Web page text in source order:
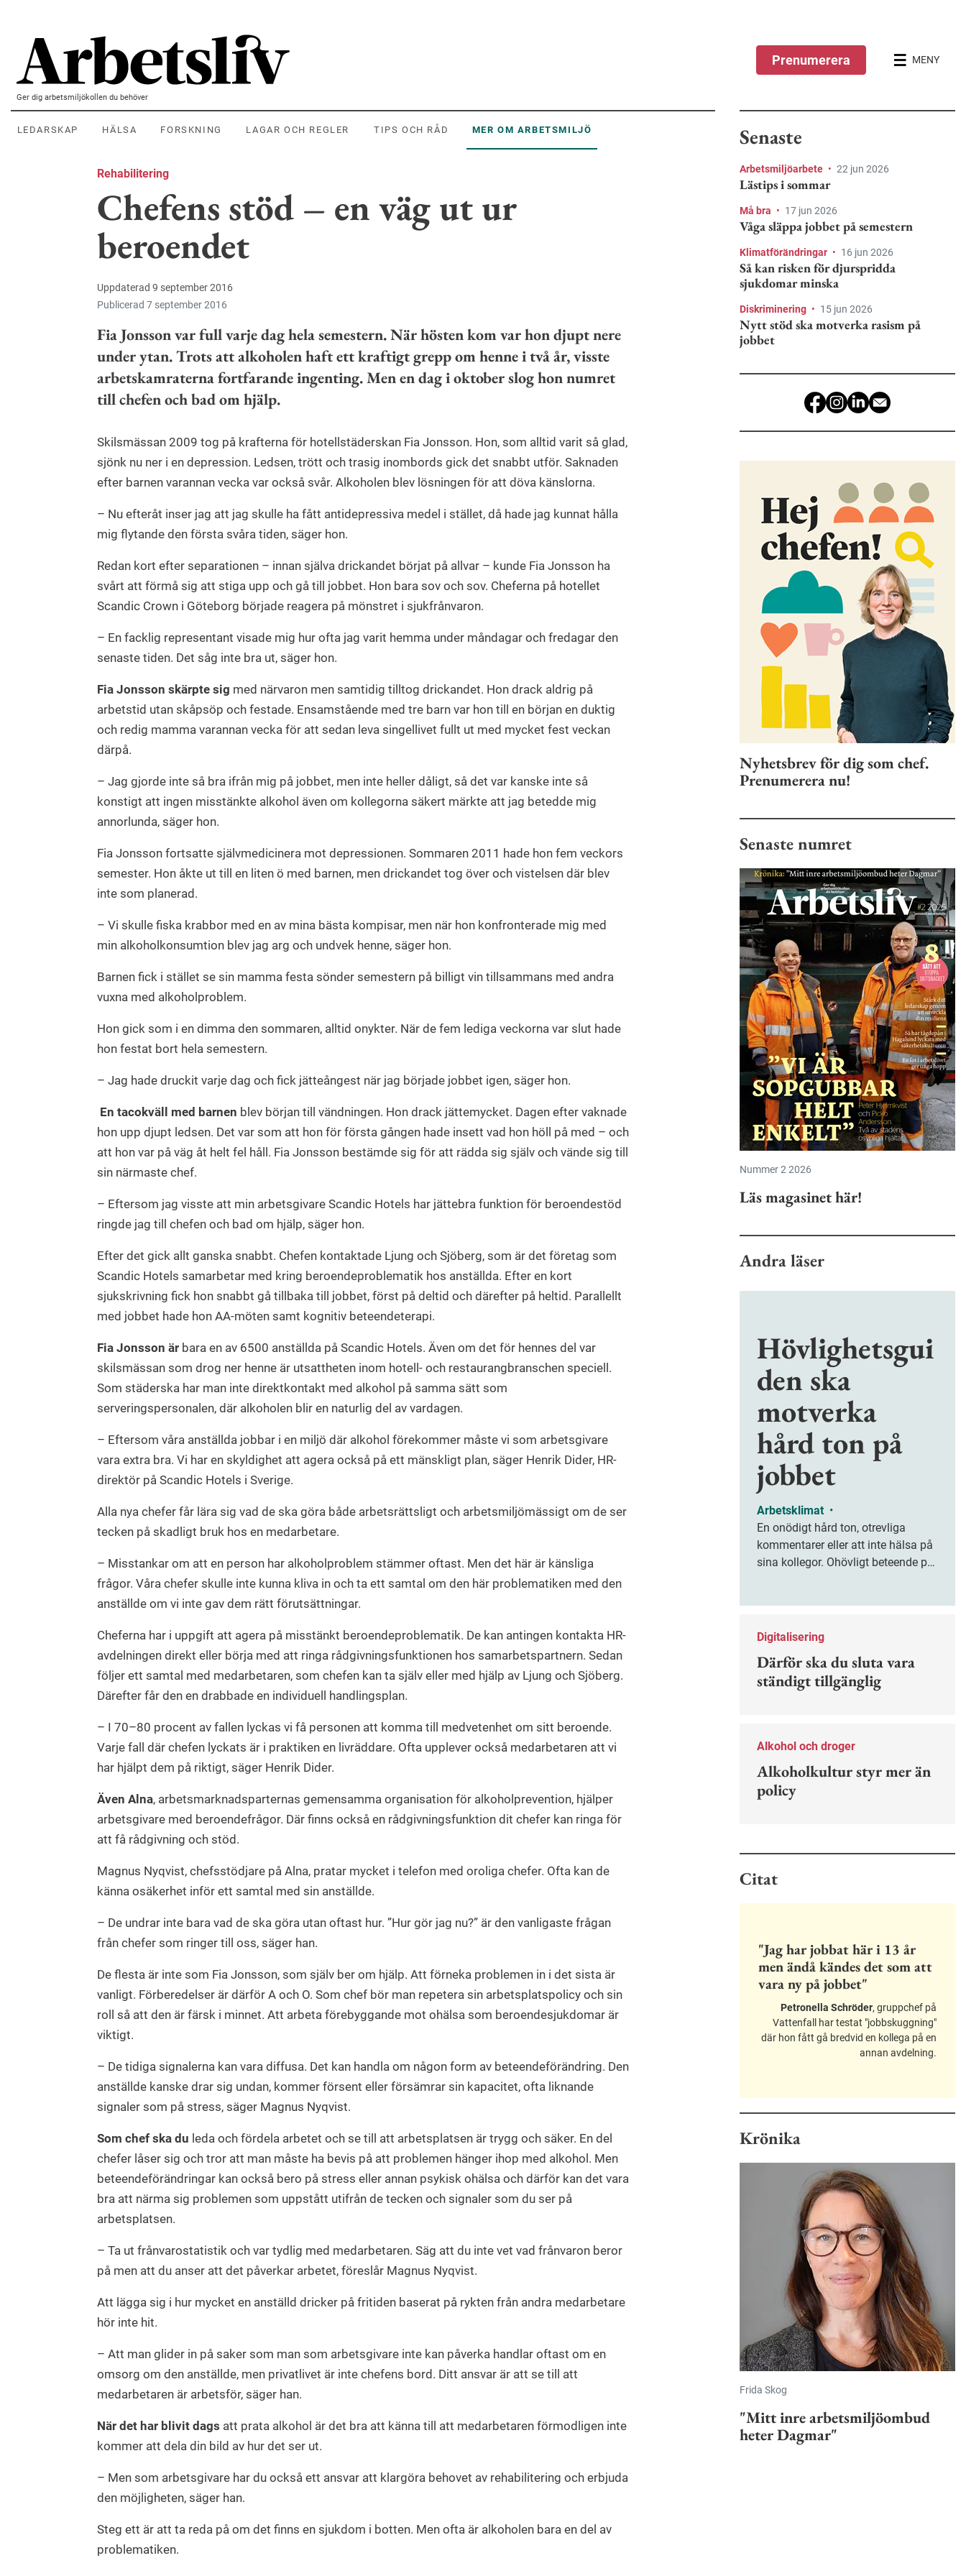
Ger dig arbetsmiljökollen du behöver
LEDARSKAP HÄLSA FORSKNING LAGAR OCH REGLER TIPS OCH RÅD MER OM ARBETSMILJÖ
Prenumerera MENY
Rehabilitering
Chefens stöd – en väg ut ur
beroendet
Uppdaterad 9 september 2016
Publicerad 7 september 2016
Fia Jonsson var full varje dag hela semestern. När hösten kom var hon djupt nere
under ytan. Trots att alkoholen haft ett kraftigt grepp om henne i två år, visste
arbetskamraterna fortfarande ingenting. Men en dag i oktober slog hon numret
till chefen och bad om hjälp.
Skilsmässan 2009 tog på krafterna för hotellstäderskan Fia Jonsson. Hon, som alltid varit så glad,
sjönk nu ner i en depression. Ledsen, trött och trasig inombords gick det snabbt utför. Saknaden
efter barnen varannan vecka var också svår. Alkoholen blev lösningen för att döva känslorna.
– Nu efteråt inser jag att jag skulle ha fått antidepressiva medel i stället, då hade jag kunnat hålla
mig flytande den första svåra tiden, säger hon.
Redan kort efter separationen – innan själva drickandet börjat på allvar – kunde Fia Jonsson ha
svårt att förmå sig att stiga upp och gå till jobbet. Hon bara sov och sov. Cheferna på hotellet
Scandic Crown i Göteborg började reagera på mönstret i sjukfrånvaron.
– En facklig representant visade mig hur ofta jag varit hemma under måndagar och fredagar den
senaste tiden. Det såg inte bra ut, säger hon.
Fia Jonsson skärpte sig med närvaron men samtidig tilltog drickandet. Hon drack aldrig på
arbetstid utan skåpsöp och festade. Ensamstående med tre barn var hon till en början en duktig
och redig mamma varannan vecka för att sedan leva singellivet fullt ut med mycket fest veckan
därpå.
– Jag gjorde inte så bra ifrån mig på jobbet, men inte heller dåligt, så det var kanske inte så
konstigt att ingen misstänkte alkohol även om kollegorna säkert märkte att jag betedde mig
annorlunda, säger hon.
Fia Jonsson fortsatte självmedicinera mot depressionen. Sommaren 2011 hade hon fem veckors
semester. Hon åkte ut till en liten ö med barnen, men drickandet tog över och vistelsen där blev
inte som planerad.
– Vi skulle fiska krabbor med en av mina bästa kompisar, men när hon konfronterade mig med
min alkoholkonsumtion blev jag arg och undvek henne, säger hon.
Barnen fick i stället se sin mamma festa sönder semestern på billigt vin tillsammans med andra
vuxna med alkoholproblem.
Hon gick som i en dimma den sommaren, alltid onykter. När de fem lediga veckorna var slut hade
hon festat bort hela semestern.
– Jag hade druckit varje dag och fick jätteångest när jag började jobbet igen, säger hon.
En tacokväll med barnen blev början till vändningen. Hon drack jättemycket. Dagen efter vaknade
hon upp djupt ledsen. Det var som att hon för första gången hade insett vad hon höll på med – och
att hon var på väg åt helt fel håll. Fia Jonsson bestämde sig för att rädda sig själv och vände sig till
sin närmaste chef.
– Eftersom jag visste att min arbetsgivare Scandic Hotels har jättebra funktion för beroendestöd
ringde jag till chefen och bad om hjälp, säger hon.
Efter det gick allt ganska snabbt. Chefen kontaktade Ljung och Sjöberg, som är det företag som
Scandic Hotels samarbetar med kring beroendeproblematik hos anställda. Efter en kort
sjukskrivning fick hon snabbt gå tillbaka till jobbet, först på deltid och därefter på heltid. Parallellt
med jobbet hade hon AA-möten samt kognitiv beteendeterapi.
Fia Jonsson är bara en av 6500 anställda på Scandic Hotels. Även om det för hennes del var
skilsmässan som drog ner henne är utsattheten inom hotell- och restaurangbranschen speciell.
Som städerska har man inte direktkontakt med alkohol på samma sätt som
serveringspersonalen, där alkoholen blir en naturlig del av vardagen.
– Eftersom våra anställda jobbar i en miljö där alkohol förekommer måste vi som arbetsgivare
vara extra bra. Vi har en skyldighet att agera också på ett mänskligt plan, säger Henrik Dider, HR-
direktör på Scandic Hotels i Sverige.
Alla nya chefer får lära sig vad de ska göra både arbetsrättsligt och arbetsmiljömässigt om de ser
tecken på skadligt bruk hos en medarbetare.
– Misstankar om att en person har alkoholproblem stämmer oftast. Men det här är känsliga
frågor. Våra chefer skulle inte kunna kliva in och ta ett samtal om den här problematiken med den
anställde om vi inte gav dem rätt förutsättningar.
Cheferna har i uppgift att agera på misstänkt beroendeproblematik. De kan antingen kontakta HR-
avdelningen direkt eller börja med att ringa rådgivningsfunktionen hos samarbetspartnern. Sedan
följer ett samtal med medarbetaren, som chefen kan ta själv eller med hjälp av Ljung och Sjöberg.
Därefter får den en drabbade en individuell handlingsplan.
– I 70–80 procent av fallen lyckas vi få personen att komma till medvetenhet om sitt beroende.
Varje fall där chefen lyckats är i praktiken en livräddare. Ofta upplever också medarbetaren att vi
har hjälpt dem på riktigt, säger Henrik Dider.
Även Alna, arbetsmarknadsparternas gemensamma organisation för alkoholprevention, hjälper
arbetsgivare med beroendefrågor. Där finns också en rådgivningsfunktion dit chefer kan ringa för
att få rådgivning och stöd.
Magnus Nyqvist, chefsstödjare på Alna, pratar mycket i telefon med oroliga chefer. Ofta kan de
känna osäkerhet inför ett samtal med sin anställde.
– De undrar inte bara vad de ska göra utan oftast hur. ”Hur gör jag nu?” är den vanligaste frågan
från chefer som ringer till oss, säger han.
De flesta är inte som Fia Jonsson, som själv ber om hjälp. Att förneka problemen in i det sista är
vanligt. Förberedelser är därför A och O. Som chef bör man repetera sin arbetsplatspolicy och sin
roll så att den är färsk i minnet. Att arbeta förebyggande mot ohälsa som beroendesjukdomar är
viktigt.
– De tidiga signalerna kan vara diffusa. Det kan handla om någon form av beteendeförändring. Den
anställde kanske drar sig undan, kommer försent eller försämrar sin kapacitet, ofta liknande
signaler som på stress, säger Magnus Nyqvist.
Som chef ska du leda och fördela arbetet och se till att arbetsplatsen är trygg och säker. En del
chefer låser sig och tror att man måste ha bevis på att problemen hänger ihop med alkohol. Men
beteendeförändringar kan också bero på stress eller annan psykisk ohälsa och därför kan det vara
bra att närma sig problemen som uppstått utifrån de tecken och signaler som du ser på
arbetsplatsen.
– Ta ut frånvarostatistik och var tydlig med medarbetaren. Säg att du inte vet vad frånvaron beror
på men att du anser att det påverkar arbetet, föreslår Magnus Nyqvist.
Att lägga sig i hur mycket en anställd dricker på fritiden baserat på rykten från andra medarbetare
hör inte hit.
– Att man glider in på saker som man som arbetsgivare inte kan påverka handlar oftast om en
omsorg om den anställde, men privatlivet är inte chefens bord. Ditt ansvar är att se till att
medarbetaren är arbetsför, säger han.
När det har blivit dags att prata alkohol är det bra att känna till att medarbetaren förmodligen inte
kommer att dela din bild av hur det ser ut.
– Men som arbetsgivare har du också ett ansvar att klargöra behovet av rehabilitering och erbjuda
den möjligheten, säger han.
Steg ett är att ta reda på om det finns en sjukdom i botten. Men ofta är alkoholen bara en del av
problematiken.
Senaste
Arbetsmiljöarbete • 22 jun 2026
Lästips i sommar
Må bra • 17 jun 2026
Våga släppa jobbet på semestern
Klimatförändringar • 16 jun 2026
Så kan risken för djurspridda
sjukdomar minska
Diskriminering • 15 jun 2026
Nytt stöd ska motverka rasism på
jobbet
Nyhetsbrev för dig som chef.
Prenumerera nu!
Senaste numret
Nummer 2 2026
Läs magasinet här!
Andra läser
Hövlighetsgui
den ska
motverka
hård ton på
jobbet
Arbetsklimat •
En onödigt hård ton, otrevliga
kommentarer eller att inte hälsa på
sina kollegor. Ohövligt beteende på
förebygga ohövligt beteende på
Digitalisering
Därför ska du sluta vara
ständigt tillgänglig
Alkohol och droger
Alkoholkultur styr mer än
policy
Citat
"Jag har jobbat här i 13 år
men ändå kändes det som att
vara ny på jobbet"
Petronella Schröder, gruppchef på
Vattenfall har testat "jobbskuggning"
där hon fått gå bredvid en kollega på en
annan avdelning.
Krönika
Frida Skog
"Mitt inre arbetsmiljöombud
heter Dagmar"